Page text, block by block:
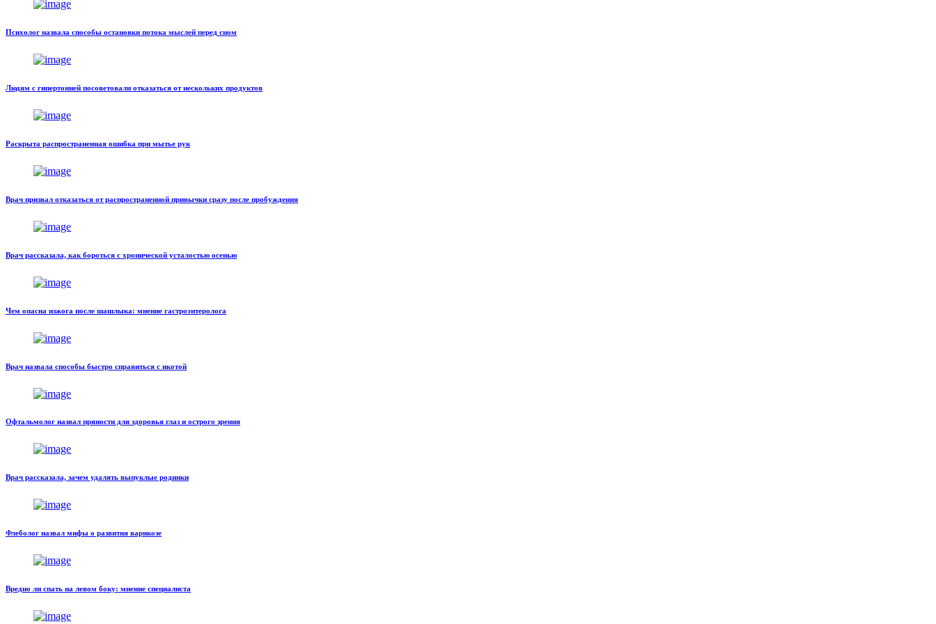
Психолог назвала способы остановки потока мыслей перед сном
Людям с гипертонией посоветовали отказаться от нескольких продуктов
Раскрыта распространенная ошибка при мытье рук
Врач призвал отказаться от распространенной привычки сразу после пробуждения
Врач рассказала, как бороться с хронической усталостью осенью
Чем опасна изжога после шашлыка: мнение гастроэнтеролога
Врач назвала способы быстро справиться с икотой
Офтальмолог назвал пряности для здоровья глаз и острого зрения
Врач рассказала, зачем удалять выпуклые родинки
Флеболог назвал мифы о развития варикозе
Вредно ли спать на левом боку: мнение специалиста